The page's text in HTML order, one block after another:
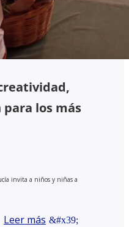
los más
invita a niños y niñas a
Leer más